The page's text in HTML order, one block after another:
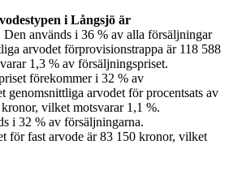
i Långsjö är
Den används i 36 % av alla försäljningar
arvodet förprovisionstrappa är 118 588
1,3 % av försäljningspriset.
förekommer i 32 % av
genomsnittliga arvodet för procentsats av
kronor, vilket motsvarar 1,1 %.
i 32 % av försäljningarna.
för fast arvode är 83 150 kronor, vilket